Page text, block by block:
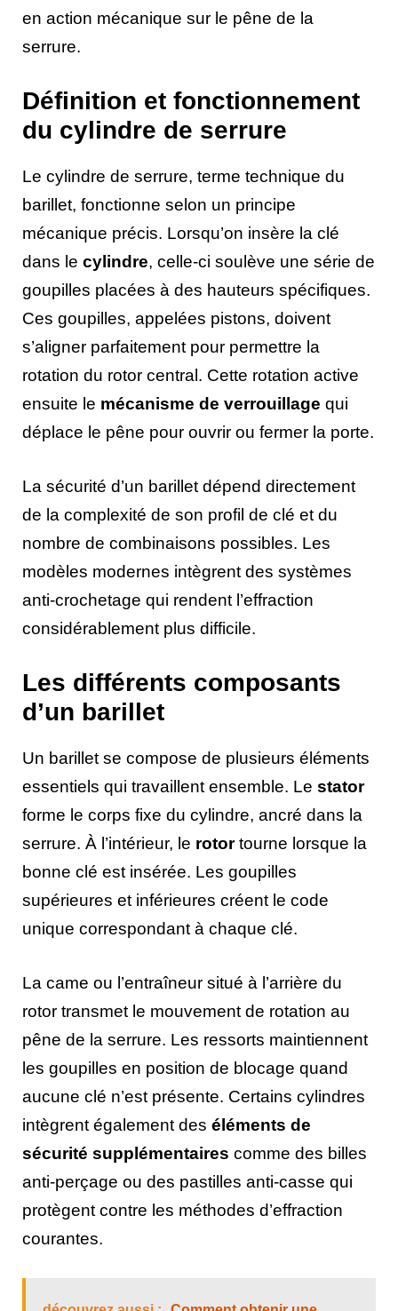
en action mécanique sur le pêne de la
serrure.
Définition et fonctionnement
du cylindre de serrure
Le cylindre de serrure, terme technique du
barillet, fonctionne selon un principe
mécanique précis. Lorsqu’on insère la clé
dans le cylindre, celle-ci soulève une série de
goupilles placées à des hauteurs spécifiques.
Ces goupilles, appelées pistons, doivent
s’aligner parfaitement pour permettre la
rotation du rotor central. Cette rotation active
ensuite le mécanisme de verrouillage qui
déplace le pêne pour ouvrir ou fermer la porte.
La sécurité d’un barillet dépend directement
de la complexité de son profil de clé et du
nombre de combinaisons possibles. Les
modèles modernes intègrent des systèmes
anti-crochetage qui rendent l’effraction
considérablement plus difficile.
Les différents composants
d’un barillet
Un barillet se compose de plusieurs éléments
essentiels qui travaillent ensemble. Le stator
forme le corps fixe du cylindre, ancré dans la
serrure. À l’intérieur, le rotortourne lorsque la
bonne clé est insérée. Les goupilles
supérieures et inférieures créent le code
unique correspondant à chaque clé.
La came ou l’entraîneur situé à l’arrière du
rotor transmet le mouvement de rotation au
pêne de la serrure. Les ressorts maintiennent
les goupilles en position de blocage quand
aucune clé n’est présente. Certains cylindres
intègrent également des éléments de
sécurité supplémentaires comme des billes
anti-perçage ou des pastilles anti-casse qui
protègent contre les méthodes d’effraction
courantes.